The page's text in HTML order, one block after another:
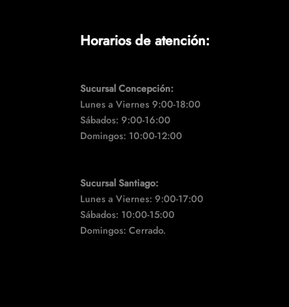
Horarios de atención:
Sucursal Concepción:
Lunes a Viernes 9:00-18:00
Sábados: 9:00-16:00
Domingos: 10:00-12:00
Sucursal Santiago:
Lunes a Viernes: 9:00-17:00
Sábados: 10:00-15:00
Domingos: Cerrado.